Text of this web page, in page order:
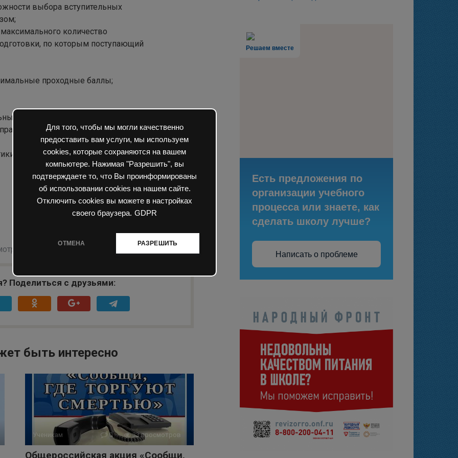
Для того, чтобы мы могли качественно
предоставить вам услуги, мы используем
cookies, которые сохраняются на вашем
компьютере. Нажимая "Разрешить", вы
подтверждаете то, что Вы проинформированы
об использовании cookies на нашем сайте.
Отключить cookies вы можете в настройках
своего браузера. GDPR
ОТМЕНА РАЗРЕШИТЬ
выбора вступительных
количество
по которым поступающий
проходные баллы;
специальностям:
подготовки,
за пределами Астраханской
Поделиться с друзьями:
быть интересно
Ученикам 0 33 просмотров
Общероссийская акция «Сообщи,
Решаем вместе
Есть предложения по
организации учебного
процесса или знаете, как
сделать школу лучше?
Написать о проблеме